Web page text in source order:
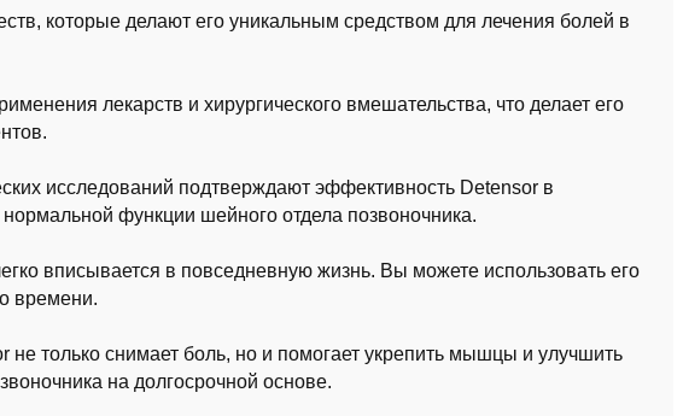
которые делают его уникальным средством для лечения болей в
лекарств и хирургического вмешательства, что делает его
исследований подтверждают эффективность Detensor в
функции шейного отдела позвоночника.
вписывается в повседневную жизнь. Вы можете использовать его
времени.
не только снимает боль, но и помогает укрепить мышцы и улучшить
на долгосрочной основе.